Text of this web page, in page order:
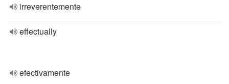
irreverentemente
effectually
efectivamente